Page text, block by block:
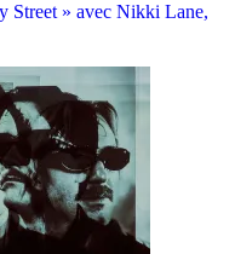
Street » avec Nikki Lane,